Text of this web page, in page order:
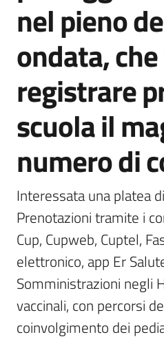
nel pieno
ondata,
registrare
scuola il
numero di
Interessata una platea
Prenotazioni tramite i
Cup, Cupweb, Cuptel,
elettronico, app Er
Somministrazioni negli
vaccinali, con percorsi
coinvolgimento dei